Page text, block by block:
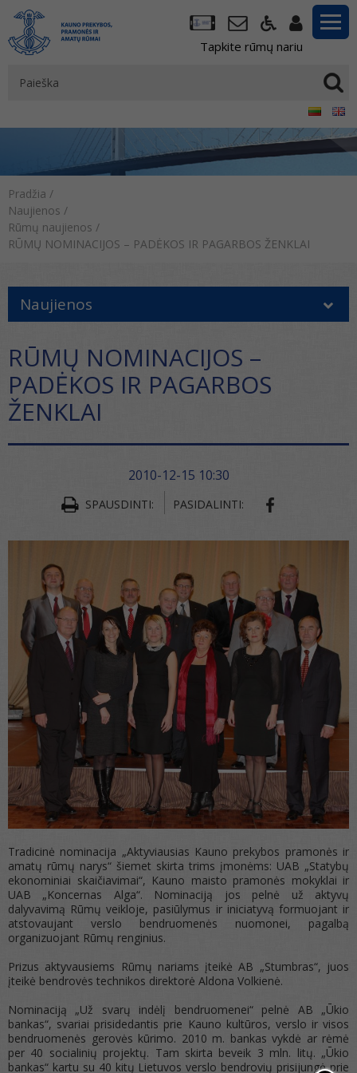
Tapkite rūmų nariu
Pradžia /
Naujienos /
Rūmų naujienos /
RŪMŲ NOMINACIJOS – PADĖKOS IR PAGARBOS ŽENKLAI
Naujienos
RŪMŲ NOMINACIJOS –
PADĖKOS IR PAGARBOS
ŽENKLAI
2010-12-15 10:30
SPAUSDINTI: PASIDALINTI:
Tradicinė nominacija „Aktyviausias Kauno prekybos pramonės ir
amatų rūmų narys“ šiemet skirta trims įmonėms: UAB „Statybų
ekonominiai skaičiavimai“, Kauno maisto pramonės mokyklai ir
UAB „Koncernas Alga“. Nominaciją jos pelnė už aktyvų
dalyvavimą Rūmų veikloje, pasiūlymus ir iniciatyvą formuojant ir
atstovaujant verslo bendruomenės nuomonei, pagalbą
organizuojant Rūmų renginius.
Prizus aktyvausiems Rūmų nariams įteikė AB „Stumbras“, juos
įteikė bendrovės technikos direktorė Aldona Volkienė.
Nominaciją „Už svarų indėlį bendruomenei“ pelnė AB „Ūkio
bankas“, svariai prisidedantis prie Kauno kultūros, verslo ir visos
bendruomenės gerovės kūrimo. 2010 m. bankas vykdė ar rėmė
per 40 socialinių projektų. Tam skirta beveik 3 mln. litų. „Ūkio
bankas“ kartu su 40 kitų Lietuvos verslo bendrovių prisijungė prie